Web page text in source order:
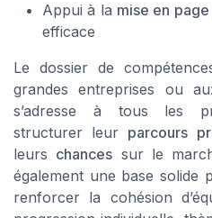
Appui à la mise en page
efficace
Le dossier de
grandes entreprises ou
s’adresse à tous les
structurer leur parcours
leurs chances sur le
également une base solide
renforcer la cohésion